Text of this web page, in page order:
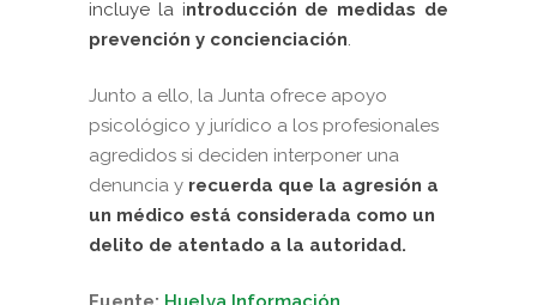
incluye la introducción de medidas de
prevención y concienciación.
Junto a ello, la Junta ofrece apoyo
psicológico y jurídico a los profesionales
agredidos si deciden interponer una
denuncia y recuerda que la agresión a
un médico está considerada como un
delito de atentado a la autoridad.